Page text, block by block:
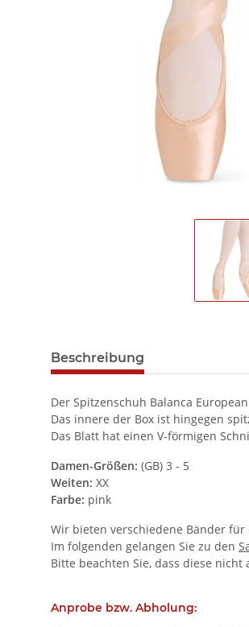
Beschreibung
Der Spitzenschuh Balanca
Das innere der Box ist hingegen
Das Blatt hat einen V-förmigen
Damen-Größen: (GB) 3 - 5
Weiten: XX
Farbe: pink
Wir bieten verschiedene Bänder für
Im folgenden gelangen Sie zu den
Bitte beachten Sie, dass diese
Anprobe bzw. Abholung: